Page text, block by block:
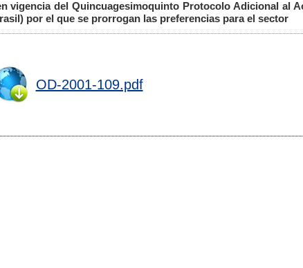
vigencia del Quincuagesimoquinto Protocolo Adicional al
por el que se prorrogan las preferencias para el sector
OD-2001-109.pdf